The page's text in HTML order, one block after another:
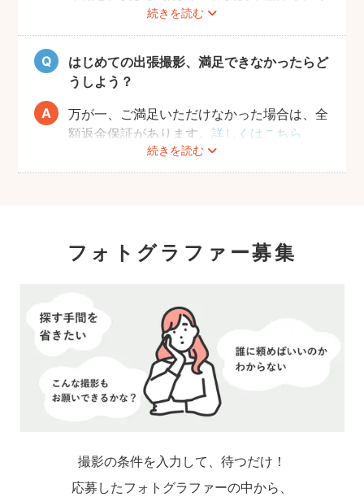
続きを読む
おりませんので、お客様ご自身にご用意をお
願いしております。
はじめての出張撮影、満足できなかったらど
うしよう？
続きを読む
万が一、ご満足いただけなかった場合は、全
額返金保証があります。詳しくはこちら
フォトグラファー募集
撮影の条件を入力して、待つだけ！
応募したフォトグラファーの中から、